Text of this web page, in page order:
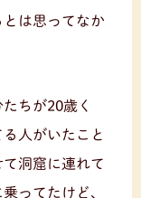
は思ってなか
ちが20歳く
人がいたこと
洞窟に連れて
ってたけど、